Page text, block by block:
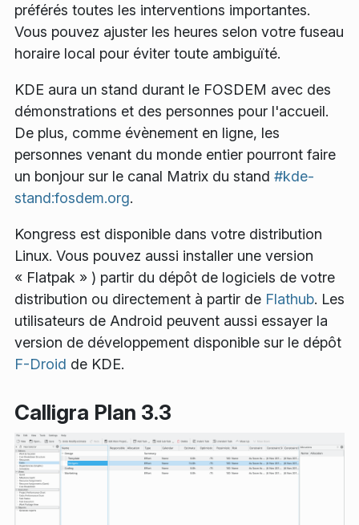
préférés toutes les interventions importantes.
Vous pouvez ajuster les heures selon votre fuseau
horaire local pour éviter toute ambiguïté.
KDE aura un stand durant le FOSDEM avec des
démonstrations et des personnes pour l'accueil.
De plus, comme évènement en ligne, les
personnes venant du monde entier pourront faire
un bonjour sur le canal Matrix du stand #kde-
stand:fosdem.org.
Kongress est disponible dans votre distribution
Linux. Vous pouvez aussi installer une version
« Flatpak » ) partir du dépôt de logiciels de votre
distribution ou directement à partir de Flathub. Les
utilisateurs de Android peuvent aussi essayer la
version de développement disponible sur le dépôt
F-Droid de KDE.
Calligra Plan 3.3